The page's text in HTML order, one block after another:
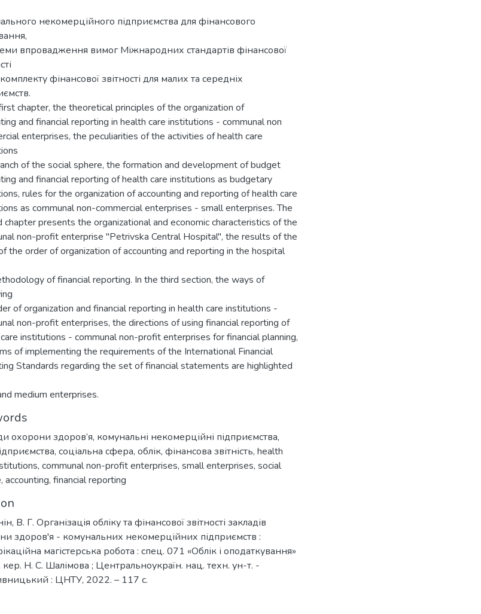
некомерційного підприємства для фінансового
впровадження вимог Міжнародних стандартів фінансової
фінансової звітності для малих та середніх
chapter, the theoretical principles of the organization of
and financial reporting in health care institutions - communal non
enterprises, the peculiarities of the activities of health care
of the social sphere, the formation and development of budget
and financial reporting of health care institutions as budgetary
rules for the organization of accounting and reporting of health care
as communal non-commercial enterprises - small enterprises. The
chapter presents the organizational and economic characteristics of the
non-profit enterprise "Petrivska Central Hospital", the results of the
the order of organization of accounting and reporting in the hospital
of financial reporting. In the third section, the ways of
of organization and financial reporting in health care institutions -
non-profit enterprises, the directions of using financial reporting of
institutions - communal non-profit enterprises for financial planning,
of implementing the requirements of the International Financial
Standards regarding the set of financial statements are highlighted
medium enterprises.
охорони здоров’я, комунальні некомерційні підприємства,
, соціальна сфера, облік, фінансова звітність, health
, communal non-profit enterprises, small enterprises, social
, accounting, financial reporting
В. Г. Організація обліку та фінансової звітності закладів
здоров'я - комунальних некомерційних підприємств :
магістерська робота : спец. 071 «Облік і оподаткування»
кер. Н. С. Шалімова ; Центральноукраїн. нац. техн. ун-т. -
: ЦНТУ, 2022. – 117 с.